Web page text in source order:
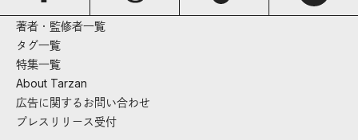
著者・監修者一覧
タグ一覧
特集一覧
About Tarzan
広告に関するお問い合わせ
プレスリリース受付